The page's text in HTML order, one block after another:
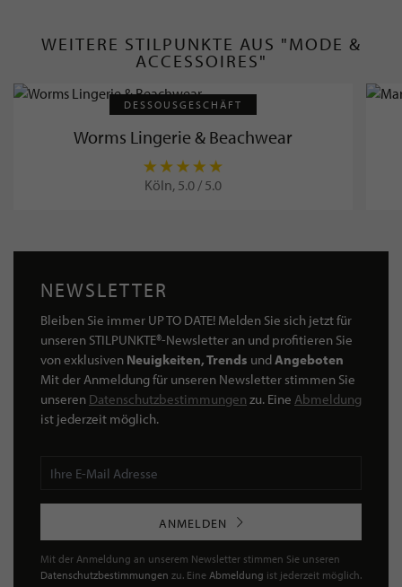
WEITERE STILPUNKTE AUS "MODE &
ACCESSOIRES"
DESSOUSGESCHÄFT
Worms Lingerie & Beachwear
Köln, 5.0 / 5.0
NEWSLETTER
Bleiben Sie immer UP TO DATE! Melden Sie sich jetzt für
unseren STILPUNKTE®-Newsletter an und profitieren Sie
von exklusiven Neuigkeiten, Trends undAngeboten
Mit der Anmeldung für unseren Newsletter stimmen Sie
unseren Datenschutzbestimmungen zu. Eine Abmeldung
ist jederzeit möglich.
ANMELDEN
Mit der Anmeldung an unserem Newsletter stimmen Sie unseren
Datenschutzbestimmungen zu. Eine Abmeldung ist jederzeit möglich.